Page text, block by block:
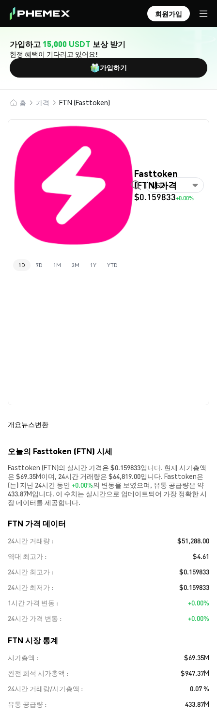
회원가입
가입하고 15,000 USDT 보상 받기
한정 혜택이 기다리고 있어요!
가입하기
홈 가격 FTN (Fasttoken)
Fasttoken
(FTN) 가격
$0.159833+0.00%
USD
1D 7D 1M 3M 1Y YTD
개요뉴스변환
오늘의 Fasttoken (FTN) 시세
Fasttoken (FTN)의 실시간 가격은 $0.159833입니다. 현재 시가총액
은 $69.35M이며, 24시간 거래량은 $64,819.00입니다. Fasttoken은
(는) 지난 24시간 동안+0.00%의 변동을 보였으며, 유통 공급량은 약
433.87M입니다. 이 수치는 실시간으로 업데이트되어 가장 정확한 시
장 데이터를 제공합니다.
FTN 가격 데이터
24시간 거래량
$51,288.00
역대 최고가
$4.61
24시간 최고가
$0.159833
24시간 최저가
$0.159833
1시간 가격 변동
+0.00%
24시간 가격 변동
+0.00%
FTN 시장 통계
시가총액
$69.35M
완전 희석 시가총액
$947.37M
24시간 거래량/시가총액
0.07 %
유통 공급량
433.87M